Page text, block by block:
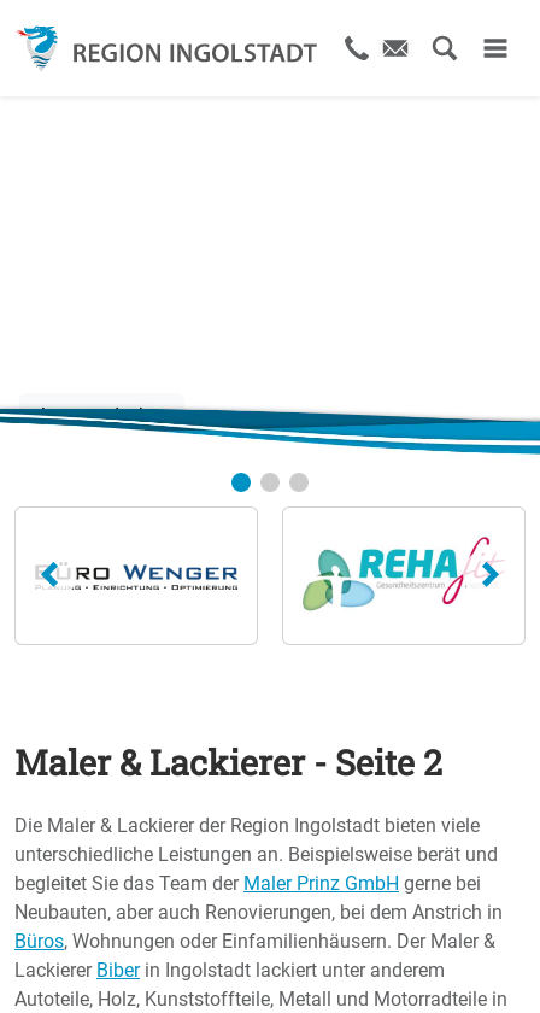
Jetzt entdecken
Maler & Lackierer - Seite 2
Die Maler & Lackierer der Region Ingolstadt bieten viele
unterschiedliche Leistungen an. Beispielsweise berät und
begleitet Sie das Team der Maler Prinz GmbH gerne bei
Neubauten, aber auch Renovierungen, bei dem Anstrich in
Büros, Wohnungen oder Einfamilienhäusern. Der Maler &
Lackierer Biberin Ingolstadt lackiert unter anderem
Autoteile, Holz, Kunststoffteile, Metall und Motorradteile in